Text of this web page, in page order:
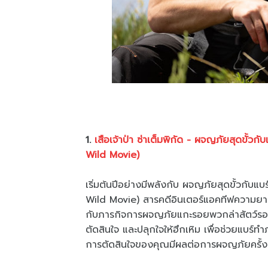
1. เสือเจ้าป่า ซ่าเต็มพิกัด - ผจญภัยสุดขั้วกั
Wild Movie)
เริ่มต้นปีอย่างมีพลังกับ ผจญภัยสุดขั้วกับแบ
Wild Movie) สารคดีอินเตอร์แอคทีฟความ
กับภารกิจการผจญภัยแกะรอยพวกล่าสัตว์ร
ตัดสินใจ และปลุกใจให้ฮึกเหิม เพื่อช่วยแบร์ท
การตัดสินใจของคุณมีผลต่อการผจญภัยครั้